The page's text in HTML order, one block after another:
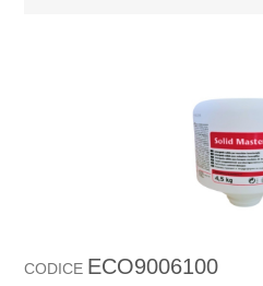
CODICE ECO9006100